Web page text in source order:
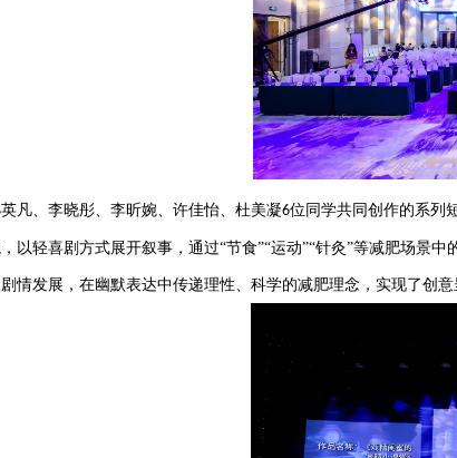
凡、李晓彤、李昕婉、许佳怡、杜美凝6位同学共同创作的系列
以轻喜剧方式展开叙事，通过“节食”“运动”“针灸”等减肥场景
情发展，在幽默表达中传递理性、科学的减肥理念，实现了创意